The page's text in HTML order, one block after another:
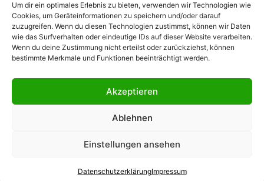
Um dir ein optimales Erlebnis zu bieten, verwenden wir Technologien wie
Cookies, um Geräteinformationen zu speichern und/oder darauf
zuzugreifen. Wenn du diesen Technologien zustimmst, können wir Daten
wie das Surfverhalten oder eindeutige IDs auf dieser Website verarbeiten.
Wenn du deine Zustimmung nicht erteilst oder zurückziehst, können
bestimmte Merkmale und Funktionen beeinträchtigt werden.
Akzeptieren
Ablehnen
Einstellungen ansehen
DatenschutzerklärungImpressum